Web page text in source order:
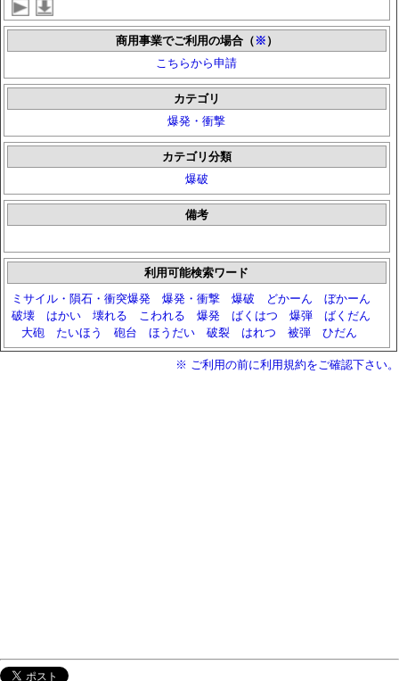
商用事業でご利用の場合（ ※ ）
こちらから申請
カテゴリ
爆発・衝撃
カテゴリ分類
爆破
備考
利用可能検索ワード
ミサイル・隕石・衝突爆発
爆発・衝撃 爆破 どかーん
ぼかーん
破壊
はかい 壊れる こわれる 爆発 ばくはつ 爆弾
ばくだん
大砲
たいほう 砲台 ほうだい 破裂 はれつ 被弾 ひだん
※ ご利用の前に利用規約をご確認下さい。